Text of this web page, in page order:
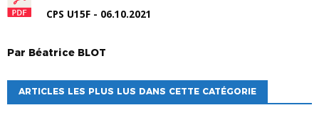
CPS U15F - 06.10.2021
Par Béatrice BLOT
ARTICLES LES PLUS LUS DANS CETTE CATÉGORIE